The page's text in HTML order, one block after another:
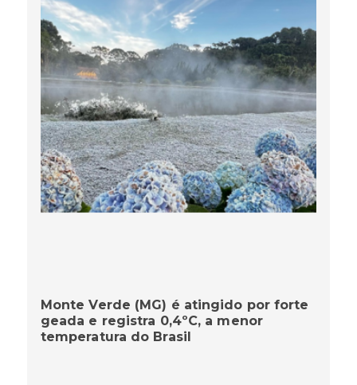
Monte Verde (MG) é atingido por forte
geada e registra 0,4ºC, a menor
temperatura do Brasil